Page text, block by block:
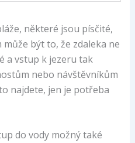
některé jsou písčité,
být to, že zdaleka ne
a vstup k jezeru tak
nebo návštěvníkům
najdete, jen je potřeba
do vody možný také